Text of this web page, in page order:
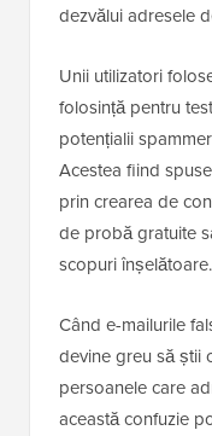
dezvălui adresele
Unii utilizatori
folosință pentru
potențialii
Acestea fiind
prin crearea de
de probă gratuite
scopuri înșelătoare.
Când e-mailurile
devine greu să știi
persoanele care
această confuzie